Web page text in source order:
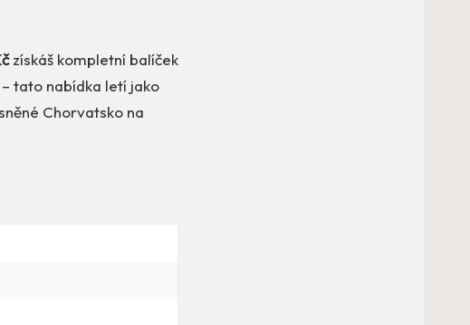
získáš kompletní balíček
tato nabídka letí jako
Chorvatsko na